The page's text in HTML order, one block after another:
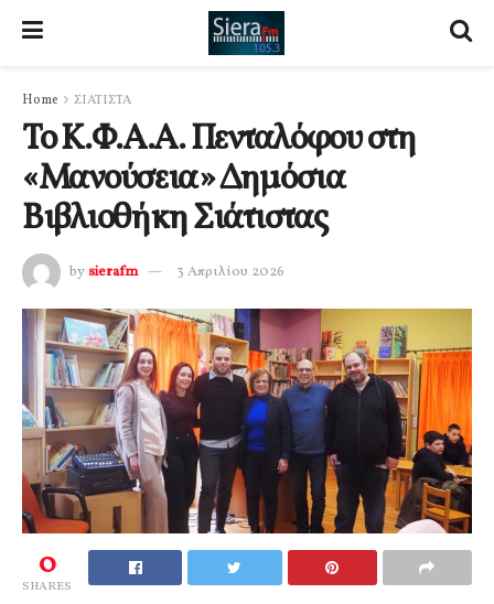
Home ΣΙΑΤΙΣΤΑ
Το Κ.Φ.Α.Α. Πενταλόφου στη
«Μανούσεια» Δημόσια
Βιβλιοθήκη Σιάτιστας
by sierafm 3 Απριλίου 2026
0
SHARES